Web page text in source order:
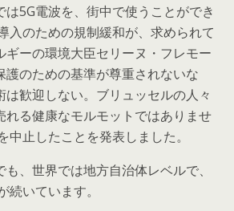
は5G電波を、街中で使うことができ
入のための規制緩和が、求められて
ギーの環境大臣セリーヌ・フレモー
護のための基準が尊重されないな
は歓迎しない。ブリュッセルの人々
れる健康なモルモットではありませ
中止したことを発表しました。
、世界では地方自治体レベルで、
続いています。